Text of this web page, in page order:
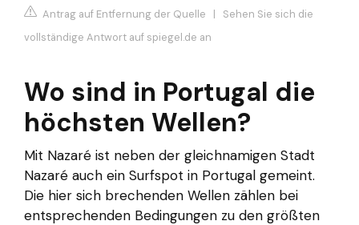
Antrag auf Entfernung der Quelle | Sehen Sie sich die
vollständige Antwort auf spiegel.de an
Wo sind in Portugal die
höchsten Wellen?
Mit Nazaré ist neben der gleichnamigen Stadt
Nazaré auch ein Surfspot in Portugal gemeint.
Die hier sich brechenden Wellen zählen bei
entsprechenden Bedingungen zu den größten